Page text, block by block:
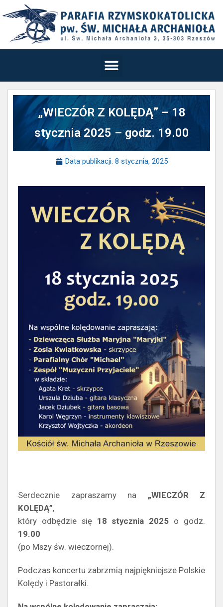
„WIECZÓR Z KOLĘDĄ” – 18
stycznia 2025 – godz. 19.00
Data publikacji: 8 stycznia, 2025
Serdecznie zapraszamy na „WIECZÓR Z
KOLĘDĄ”,
który odbędzie się 18 stycznia 2025 o godz.
19.00
(po Mszy św. wieczornej).
Podczas koncertu zabrzmią najpiękniejsze Polskie
Kolędy i Pastorałki.